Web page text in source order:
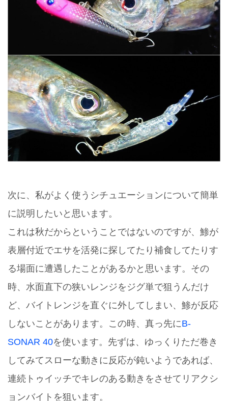
次に、私がよく使うシチュエーションについて簡単
に説明したいと思います。
これは秋だからということではないのですが、鯵が
表層付近でエサを活発に探してたり補食してたりす
る場面に遭遇したことがあるかと思います。その
時、水面直下の狭いレンジをジグ単で狙うんだけ
ど、バイトレンジを直ぐに外してしまい、鯵が反応
しないことがあります。この時、真っ先にB-
SONAR 40を使います。先ずは、ゆっくりただ巻き
してみてスローな動きに反応が鈍いようであれば、
連続トゥイッチでキレのある動きをさせてリアクシ
ョンバイトを狙います。